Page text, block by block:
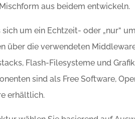
aus beidem entwickeln.
sich um ein Echtzeit- oder „nur“
über die verwendeten
Flash-Filesysteme und
sind als Free Software,
erhältlich.